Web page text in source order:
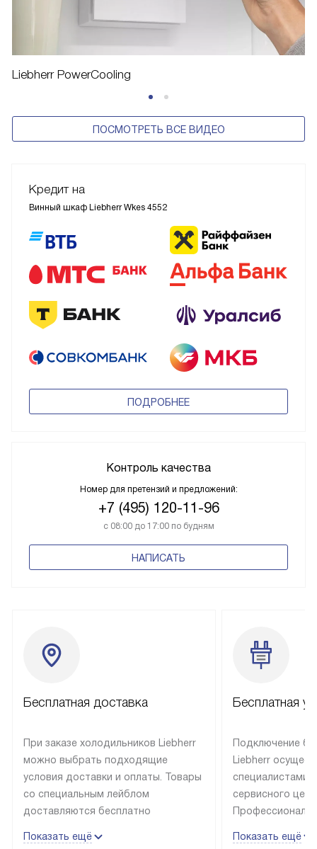
Liebherr PowerCooling
ПОСМОТРЕТЬ ВСЕ ВИДЕО
Кредит на
Винный шкаф Liebherr Wkes 4552
ПОДРОБНЕЕ
Контроль качества
Номер для претензий и предложений:
+7 (495) 120-11-96
с 08:00 до 17:00 по будням
НАПИСАТЬ
Бесплатная доставка
При заказе холодильников Liebherr
можно выбрать подходящие
условия доставки и оплаты. Товары
со специальным лейблом
доставляются бесплатно
до подъезда, выезд за МКАД
Показать ещё
Бесплатная
Подключение
Liebherr
специалистами
сервисного
эксплуатации
Показать ещё